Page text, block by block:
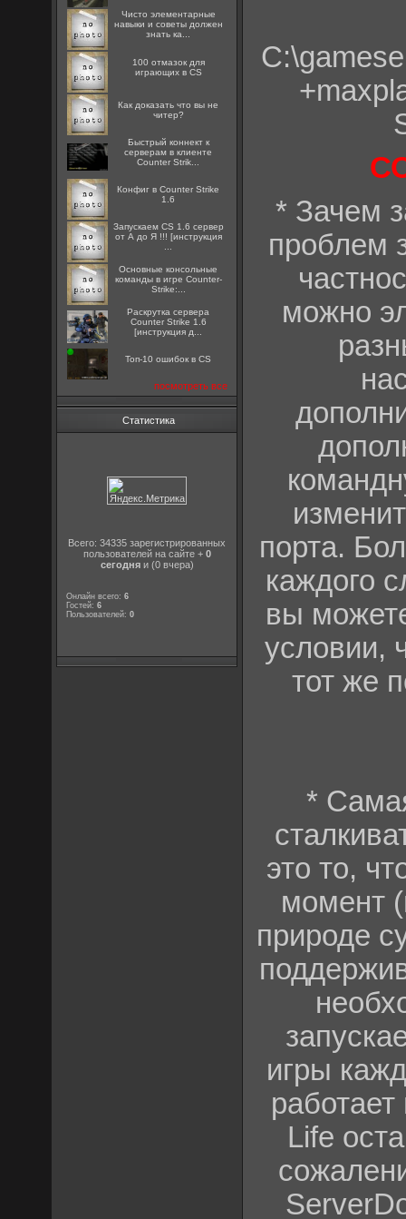
Чисто элементарные
навыки и советы должен
знать ка...
100 отмазок для
играющих в CS
Как доказать что вы не
читер?
Быстрый коннект к
серверам в клиенте
Counter Strik...
Конфиг в Counter Strike
1.6
Запускаем CS 1.6 сервер
от А до Я !!! [инструкция
Основные консольные
команды в игре Counter-
Strike:...
Раскрутка сервера
Counter Strike 1.6
[инструкция д...
Топ-10 ошибок в CS
посмотреть все
Статистика
Всего: 34335 зарегистрированных
пользователей на сайте + 0
сегодняи (0 вчера)
Онлайн всего:6
Гостей:6
Пользователей:0
* Зачем
проблем
можно
порта.
каждого
вы
условии,
тот же
*
это то,
момент
природе
игры
Life